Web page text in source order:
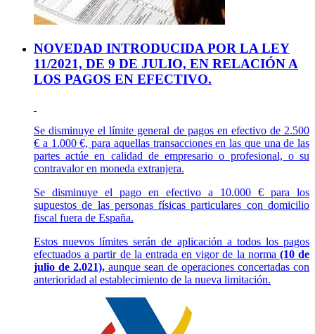
NOVEDAD INTRODUCIDA POR LA LEY
11/2021, DE 9 DE JULIO, EN RELACIÓN A
LOS PAGOS EN EFECTIVO.
Se disminuye el límite general de pagos en efectivo de 2.500
€ a 1.000 €, para aquellas transacciones en las que una de las
partes actúe en calidad de empresario o profesional, o su
contravalor en moneda extranjera.
Se disminuye el pago en efectivo a 10.000 € para los
supuestos de las personas físicas particulares con domicilio
fiscal fuera de España.
Estos nuevos límites serán de aplicación a todos los pagos
efectuados a partir de la entrada en vigor de la norma (10 de
julio de 2.021), aunque sean de operaciones concertadas con
anterioridad al establecimiento de la nueva limitación.